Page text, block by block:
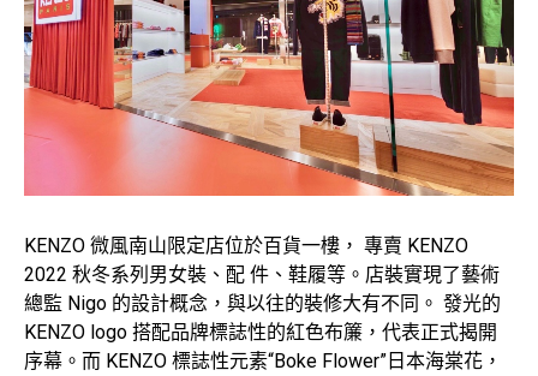
KENZO 微風南山限定店位於百貨一樓， 專賣 KENZO
2022 秋冬系列男女裝、配 件、鞋履等。店裝實現了藝術
總監 Nigo 的設計概念，與以往的裝修大有不同。 發光的
KENZO logo 搭配品牌標誌性的紅色布簾，代表正式揭開
序幕。而 KENZO 標誌性元素“Boke Flower”日本海棠花，